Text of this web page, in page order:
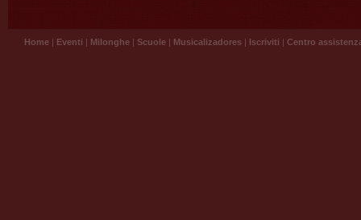
Home | Eventi | Milonghe | Scuole | Musicalizadores | Iscriviti | Centro